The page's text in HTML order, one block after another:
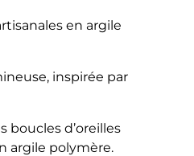
en argile
inspirée par
boucles d’oreilles
argile polymère.